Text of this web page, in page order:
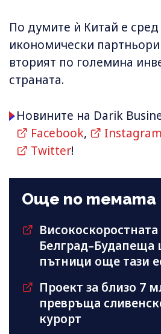
По думите ѝ Китай е
икономически
вторият по големина
страната.
Новините на Darik
Facebook, Instagram
Twitter!
Още по темата
Белград–Будапеща
пътници още тази
Проект за близо 7
превръща
курорт